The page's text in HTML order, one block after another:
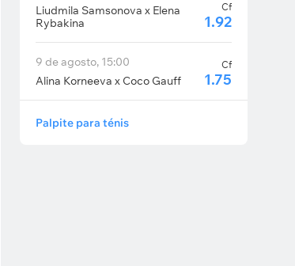
Liudmila Samsonova x Elena
Rybakina
Cf
1.92
9 de agosto, 15:00
Alina Korneeva x Coco Gauff
Cf
1.75
Palpite para ténis